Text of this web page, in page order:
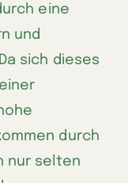
eine
und
sich dieses
durch
nur selten